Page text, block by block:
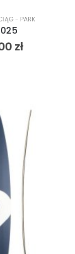
- PARK
zł